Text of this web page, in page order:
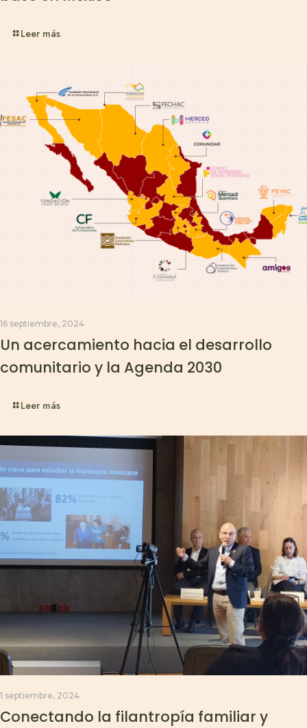
Leer más
16 septiembre, 2024
Un acercamiento hacia el desarrollo
comunitario y la Agenda 2030
Leer más
1 septiembre, 2024
Conectando la filantropía familiar y